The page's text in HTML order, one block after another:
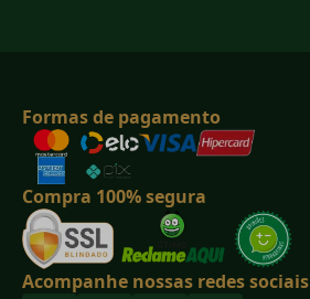
Formas de pagamento
Compra 100% segura
Acompanhe nossas redes sociais